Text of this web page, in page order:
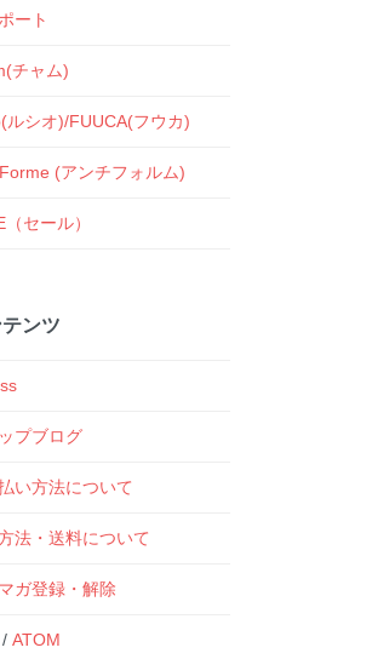
ート
チャム)
ルシオ)/FUUCA(フウカ)
(アンチフォルム)
（セール）
ンツ
プブログ
い方法について
法・送料について
ガ登録・解除
/ ATOM